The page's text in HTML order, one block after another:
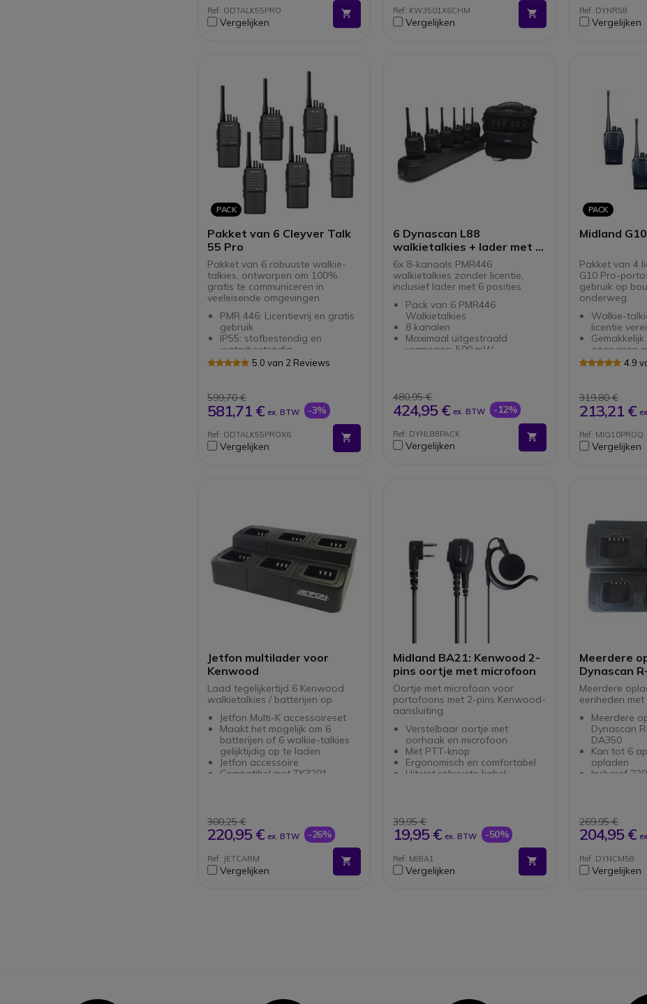
Langdurige autonomie: 2200
mAh batterij
Laag batterijwaarschuwing en
Ref: ODTALK55PRO
Vergelijken
Ref: KW3501X6CHM
Vergelijken
Ref: DYNR58
Vergelijken
PACK
Pakket van 6 Cleyver Talk
55 Pro
Pakket van 6 robuuste walkie-
talkies, ontworpen om 100%
gratis te communiceren in
veeleisende omgevingen
PMR 446: Licentievrij en gratis
gebruik
IP55: stofbestendig en
waterbestendig
Met 16 kanalen en 214 DSC-
5.0 van 2 Reviews
599,70 €
581,71 € ex. BTW -3%
Ref: ODTALK55PROX6
Vergelijken
6 Dynascan L88
walkietalkies + lader met 6
plekken
6x 8-kanaals PMR446
walkietalkies zonder licentie,
inclusief lader met 6 posities
Pack van 6 PMR446
Walkietalkies
8 kanalen
Maximaal uitgestraald
vermogen: 500 mW
Ruisonderdrukking
Geïntegreerde antenne
Lader met 6 plekken
480,95 €
424,95 € ex. BTW -12%
Ref: DYNL88PACK
Vergelijken
PACK
Midland
Pakket van 4
G10 Pro-
gebruik op
onderweg.
Walkie-
licentie
onervaren
32 kanalen
4.9
319,80 €
213,21 €
Ref: MIG10PROQ
Vergelijken
Jetfon multilader voor
Kenwood
Laad tegelijkertijd 6 Kenwood
walkietalkies / batterijen op
Jetfon Multi-K accessoireset
Maakt het mogelijk om 6
batterijen of 6 walkie-talkies
gelijktijdig op te laden
Jetfon accessoire
Compatibel met TK3201,
TKD340
Compatibele batterijen: KNB-
45L, KNB-53N, KNB-63L, KNB-
300,25 €
220,95 € ex. BTW -26%
Ref: JETCARM
Vergelijken
Midland BA21: Kenwood 2-
pins oortje met microfoon
Oortje met microfoon voor
portofoons met 2-pins Kenwood-
aansluiting.
Verstelbaar oortje met
oorhaak en microfoon
Met PTT-knop
Ergonomisch en comfortabel
Uiterst robuuste kabel
39,95 €
19,95 € ex. BTW -50%
Ref: MIBA1
Vergelijken
Meerdere
Dynascan
Meerdere
eenheden met
Meerdere
Dynascan
DA350
Kan tot 6
opladen
Inclusief
269,95 €
204,95 €
Ref: DYNCM58
Vergelijken